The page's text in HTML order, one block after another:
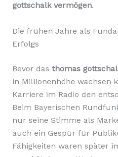
gottschalk vermögen.
Die frühen Jahre als
Erfolgs
Bevor das thomas
in Millionenhöhe wachsen
Karriere im Radio den
Beim Bayerischen
nur seine Stimme als
auch ein Gespür für
Fähigkeiten waren später